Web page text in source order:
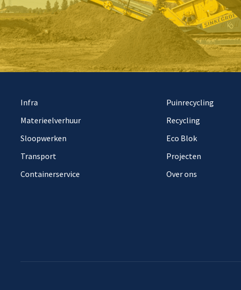
Infra
Materieelverhuur
Sloopwerken
Transport
Containerservice
Puinrecycling
Recycling
Eco Blok
Projecten
Over ons